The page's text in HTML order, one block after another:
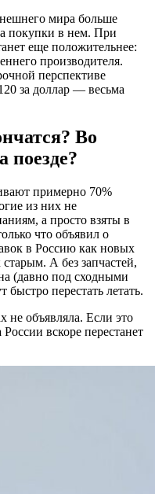
мира больше
покупки в нем. При
еще положительнее:
производителя.
перспективе
за доллар — весьма
Во
поезде?
примерно 70%
из них не
а просто взяты в
что объявил о
в Россию как новых
А без запчастей,
(давно под сходными
перестать летать.
не объявляла. Если это
вскоре перестанет